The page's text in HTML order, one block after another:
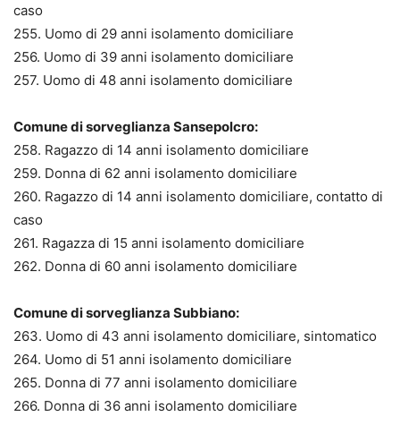
caso
255. Uomo di 29 anni isolamento domiciliare
256. Uomo di 39 anni isolamento domiciliare
257. Uomo di 48 anni isolamento domiciliare
Comune di sorveglianza Sansepolcro:
258. Ragazzo di 14 anni isolamento domiciliare
259. Donna di 62 anni isolamento domiciliare
260. Ragazzo di 14 anni isolamento domiciliare, contatto di
caso
261. Ragazza di 15 anni isolamento domiciliare
262. Donna di 60 anni isolamento domiciliare
Comune di sorveglianza Subbiano:
263. Uomo di 43 anni isolamento domiciliare, sintomatico
264. Uomo di 51 anni isolamento domiciliare
265. Donna di 77 anni isolamento domiciliare
266. Donna di 36 anni isolamento domiciliare